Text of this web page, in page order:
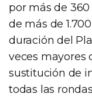
por más de
de más de
duración del
veces mayores
sustitución de
todas las